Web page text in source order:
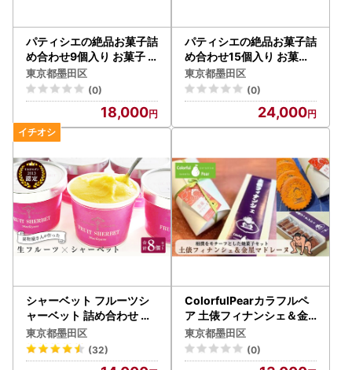
パティシエの絶品お菓子詰
め合わせ9個入り お菓子
焼菓子 手作り おやつ 詰合
せ 古民家カフェ 手土産 ギ
フト プレゼント 墨田区 東
東京都墨田区
(0)
18,000
パティシエの絶品お菓子詰
め合わせ15個入り お菓子
焼菓子 手作り おやつ 詰合
せ 古民家カフェ 手土産 ギ
フト プレゼント 墨田区 東
東京都墨田区
(0)
24,000
シャーベット フルーツシ
ャーベット 詰め合わせ シ
ャーベット
東京都墨田区
(32)
ColorfulPearカラフルペ
ア 土俵フィナンシェ＆金
星マドレーヌ フィナンシ
ェ マドレーヌ お菓子 洋菓
子 焼菓子 おやつ スイーツ
東京都墨田区
(0)